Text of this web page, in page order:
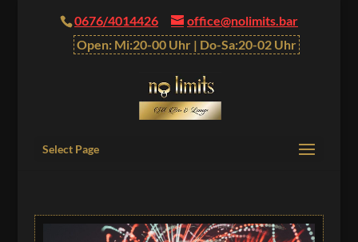
0676/4014426
office@nolimits.bar
Open: Mi:20-00 Uhr | Do-Sa:20-02 Uhr
Select Page